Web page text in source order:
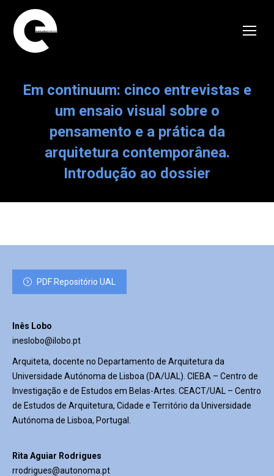
Em continuum: cinco entrevistas e
um ensaio visual sobre o
pensamento e a prática da
arquitetura contemporânea.
Introdução ao dossier
PDF Repositório UAL
Inês Lobo
ineslobo@ilobo.pt
Arquiteta, docente no Departamento de Arquitetura da
Universidade Autónoma de Lisboa (DA/UAL). CIEBA – Centro de
Investigação e de Estudos em Belas-Artes. CEACT/UAL – Centro
de Estudos de Arquitetura, Cidade e Território da Universidade
Autónoma de Lisboa, Portugal.
Rita Aguiar Rodrigues
rrodrigues@autonoma.pt